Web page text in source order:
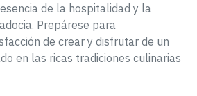
de la hospitalidad y la
Prepárese para
de crear y disfrutar de un
en las ricas tradiciones culinarias